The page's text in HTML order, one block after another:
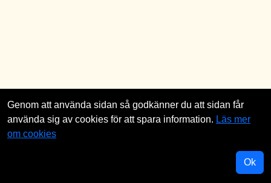
Genom att använda sidan så godkänner du att sidan får
använda sig av cookies för att spara information. Läs mer
om cookies
Ok